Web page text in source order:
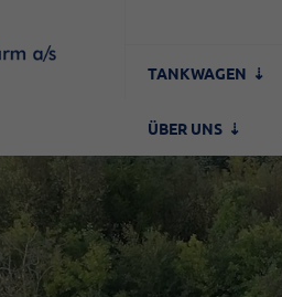
TANKWAGEN
ÜBER UNS